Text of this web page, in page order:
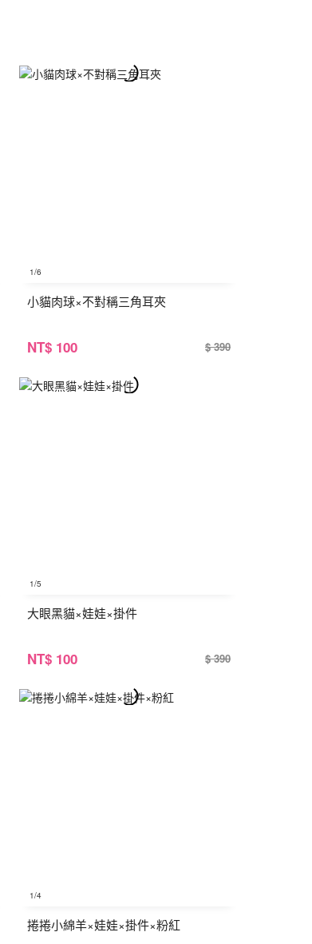
1/6
小貓肉球×不對稱三角耳夾
NT$ 100 $ 390
1/5
大眼黑貓×娃娃×掛件
NT$ 100 $ 390
1/4
捲捲小綿羊×娃娃×掛件×粉紅